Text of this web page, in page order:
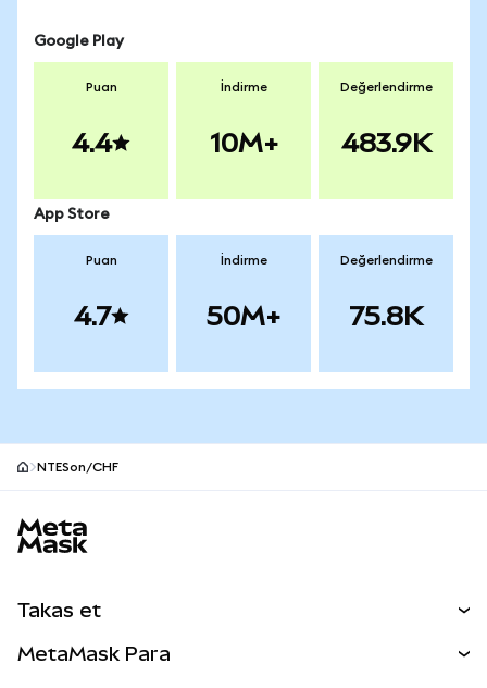
Google Play
Puan
4.4
İndirme
10M+
Değerlendirme
483.9K
App Store
Puan
4.7
İndirme
50M+
Değerlendirme
75.8K
NTESon/CHF
Takas et
MetaMask Para